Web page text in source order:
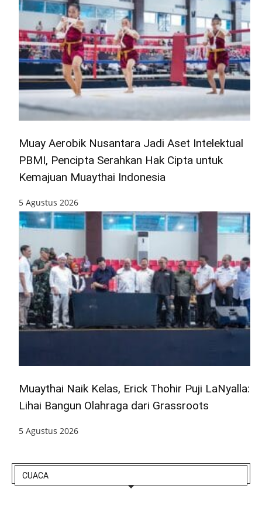
Muay Aerobik Nusantara Jadi Aset Intelektual
PBMI, Pencipta Serahkan Hak Cipta untuk
Kemajuan Muaythai Indonesia
5 Agustus 2026
Muaythai Naik Kelas, Erick Thohir Puji LaNyalla:
Lihai Bangun Olahraga dari Grassroots
5 Agustus 2026
CUACA